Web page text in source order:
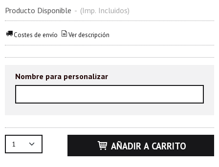
Producto Disponible - (Imp. Incluidos)
Costes de envío Ver descripción
Nombre para personalizar
AÑADIR A CARRITO